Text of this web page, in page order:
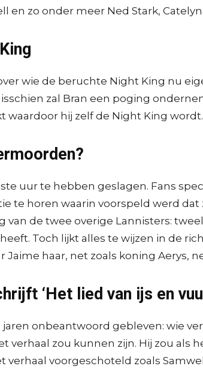
en zo onder meer Ned Stark,
wie de beruchte Night King nu
zal Bran een poging
waardoor hij zelf de Night King wordt.
uur te hebben geslagen. Fans
te horen waarin voorspeld werd
van de twee overige Lannisters:
Toch lijkt alles te wijzen in de
Jaime haar, net zoals koning
‘Het lied van ijs en
jaren onbeantwoord gebleven: wie
verhaal zou kunnen zijn. Hij zou als
verhaal voorgeschoteld zoals